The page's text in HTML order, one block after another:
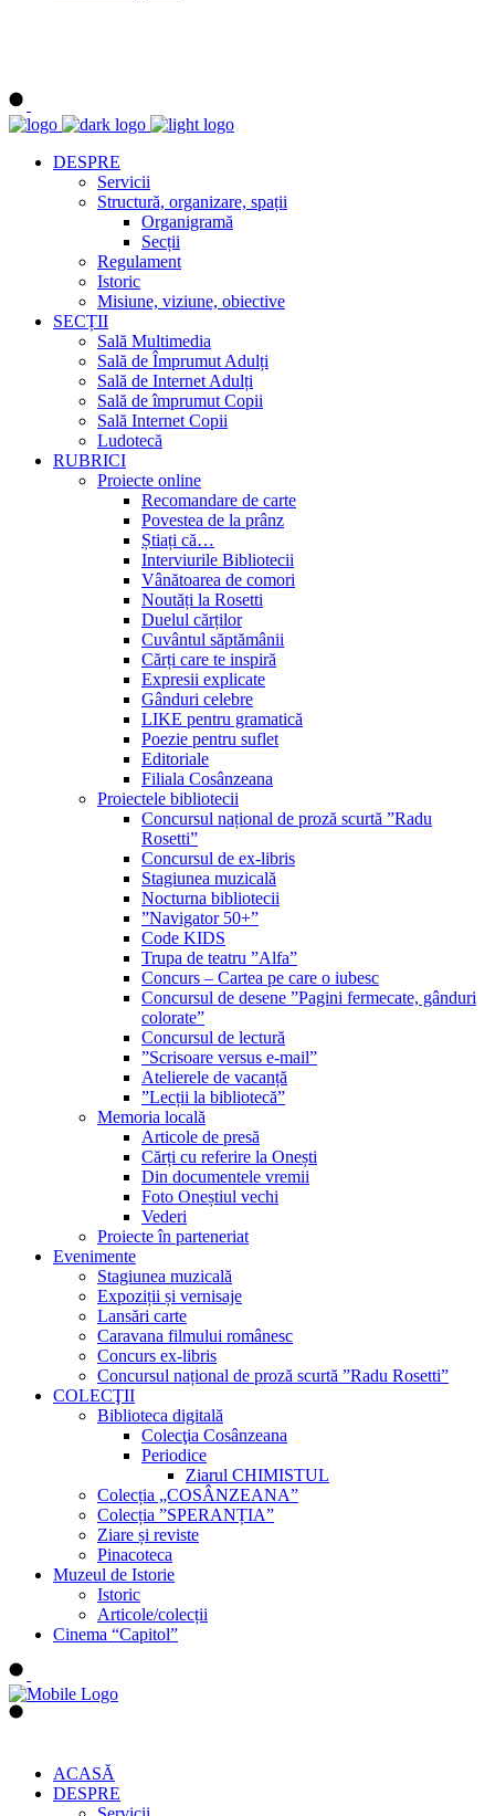
DESPRE
Servicii
Structură, organizare, spații
Organigramă
Secții
Regulament
Istoric
Misiune, viziune, obiective
SECȚII
Sală Multimedia
Sală de Împrumut Adulți
Sală de Internet Adulți
Sală de împrumut Copii
Sală Internet Copii
Ludotecă
RUBRICI
Proiecte online
Recomandare de carte
Povestea de la prânz
Știați că…
Interviurile Bibliotecii
Vânătoarea de comori
Noutăți la Rosetti
Duelul cărților
Cuvântul săptămânii
Cărți care te inspiră
Expresii explicate
Gânduri celebre
LIKE pentru gramatică
Poezie pentru suflet
Editoriale
Filiala Cosânzeana
Proiectele bibliotecii
Concursul național de proză scurtă ”Radu
Rosetti”
Concursul de ex-libris
Stagiunea muzicală
Nocturna bibliotecii
”Navigator 50+”
Code KIDS
Trupa de teatru ”Alfa”
Concurs – Cartea pe care o iubesc
Concursul de desene ”Pagini fermecate, gânduri
colorate”
Concursul de lectură
”Scrisoare versus e-mail”
Atelierele de vacanță
”Lecții la bibliotecă”
Memoria locală
Articole de presă
Cărți cu referire la Onești
Din documentele vremii
Foto Oneștiul vechi
Vederi
Proiecte în parteneriat
Evenimente
Stagiunea muzicală
Expoziții și vernisaje
Lansări carte
Caravana filmului românesc
Concurs ex-libris
Concursul național de proză scurtă ”Radu Rosetti”
COLECŢII
Biblioteca digitală
Colecţia Cosânzeana
Periodice
Ziarul CHIMISTUL
Colecția „COSÂNZEANA”
Colecția ”SPERANȚIA”
Ziare și reviste
Pinacoteca
Muzeul de Istorie
Istoric
Articole/colecții
Cinema “Capitol”
ACASĂ
DESPRE